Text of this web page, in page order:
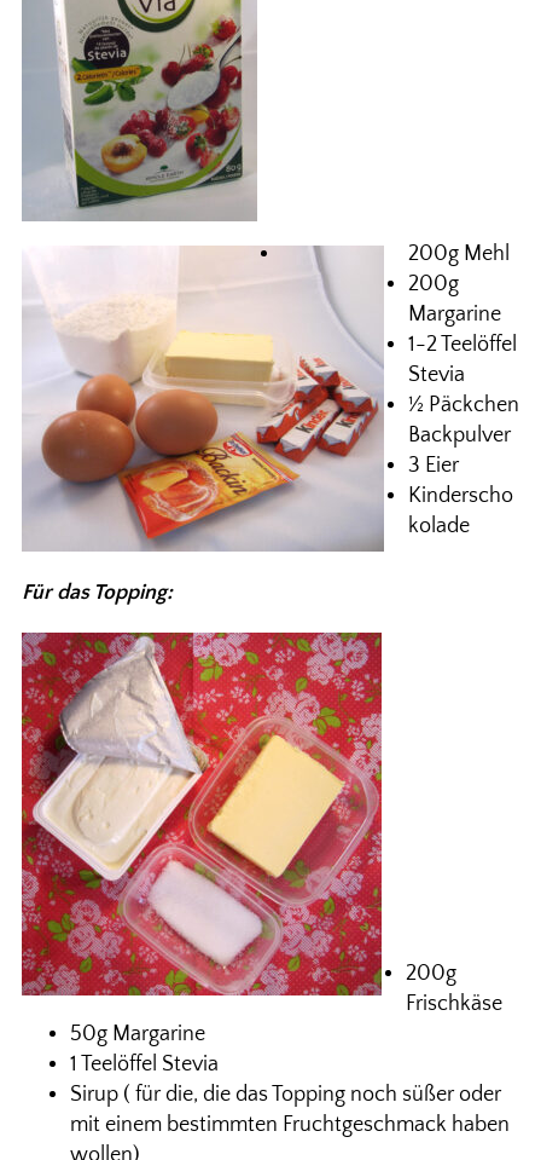
200g Mehl
200g
Margarine
1-2 Teelöffel
Stevia
½ Päckchen
Backpulver
3 Eier
Kinderscho
kolade
Für das Topping:
200g
Frischkäse
50g Margarine
1 Teelöffel Stevia
Sirup ( für die, die das Topping noch süßer oder
mit einem bestimmten Fruchtgeschmack haben
wollen)